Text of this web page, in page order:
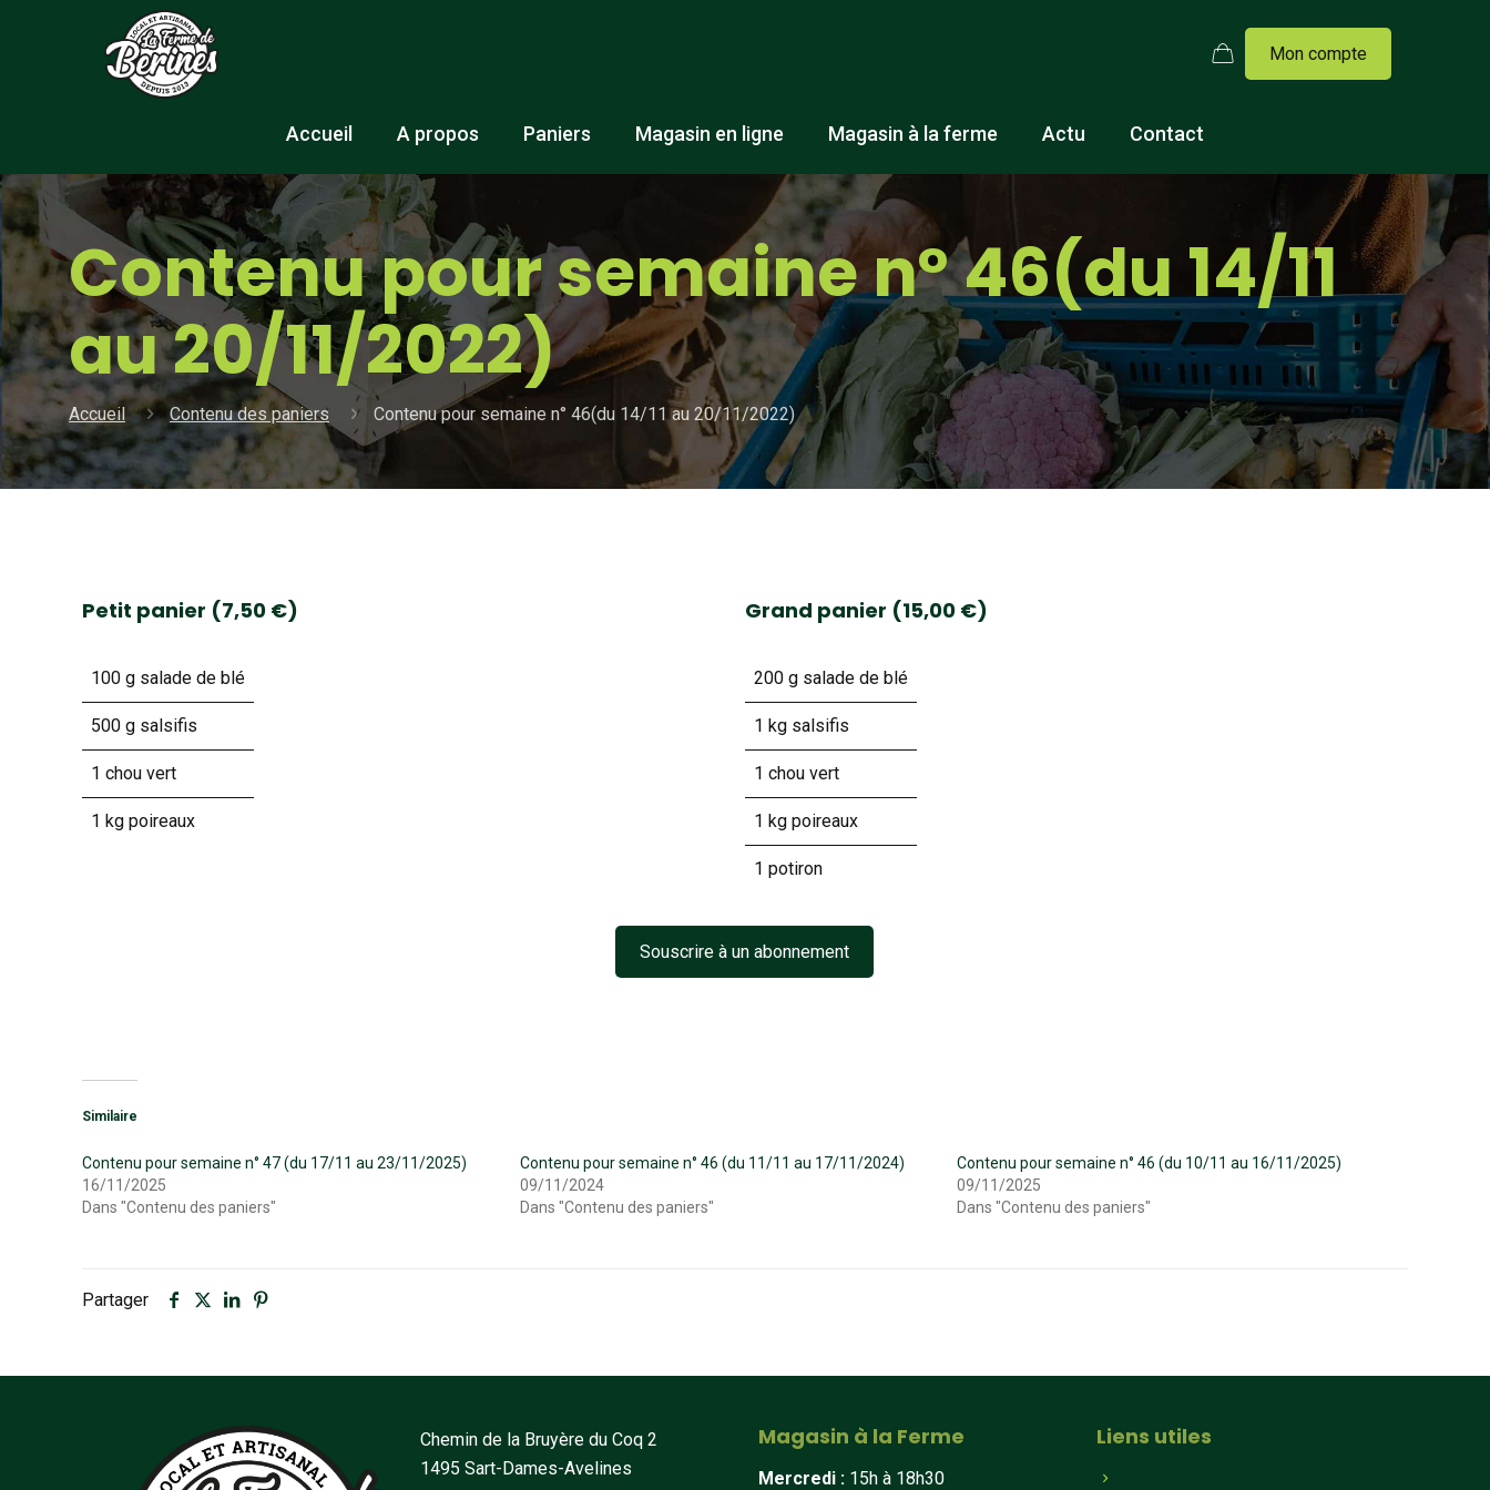
Mon compte
Accueil A propos Paniers Magasin en ligne Magasin à la ferme Actu Contact
Contenu pour semaine n° 46(du 14/11
au 20/11/2022)
Accueil Contenu des paniers Contenu pour semaine n° 46(du 14/11 au 20/11/2022)
Petit panier (7,50 €)
100 g salade de blé
500 g salsifis
1 chou vert
1 kg poireaux
Grand panier (15,00 €)
200 g salade de blé
1 kg salsifis
1 chou vert
1 kg poireaux
1 potiron
Souscrire à un abonnement
Similaire
Contenu pour semaine n° 47 (du 17/11 au 23/11/2025)
16/11/2025
Dans "Contenu des paniers"
Contenu pour semaine n° 46 (du 11/11 au 17/11/2024)
09/11/2024
Dans "Contenu des paniers"
Contenu pour semaine n° 46 (du 10/11 au 16/11/2025)
09/11/2025
Dans "Contenu des paniers"
Partager
Chemin de la Bruyère du Coq 2
1495 Sart-Dames-Avelines
Magasin à la Ferme
Mercredi : 15h à 18h30
Liens utiles